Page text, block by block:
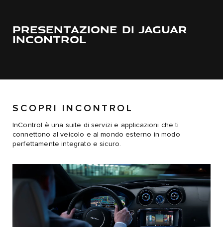
PRESENTAZIONE DI JAGUAR
INCONTROL
SCOPRI INCONTROL
InControl è una suite di servizi e applicazioni che ti
connettono al veicolo e al mondo esterno in modo
perfettamente integrato e sicuro.